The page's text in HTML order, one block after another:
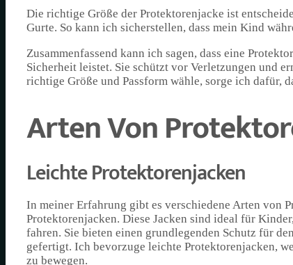
Die richtige Größe der Protektorenjacke ist
Gurte. So kann ich sicherstellen, dass mein Kind
Zusammenfassend kann ich sagen, dass eine
Sicherheit leistet. Sie schützt vor Verletzungen und
richtige Größe und Passform wähle, sorge ich dafür,
Arten Von
Leichte Protektorenjacken
In meiner Erfahrung gibt es verschiedene Arten von
Protektorenjacken. Diese Jacken sind ideal für
fahren. Sie bieten einen grundlegenden Schutz für
gefertigt. Ich bevorzuge leichte Protektorenjacken,
zu bewegen.